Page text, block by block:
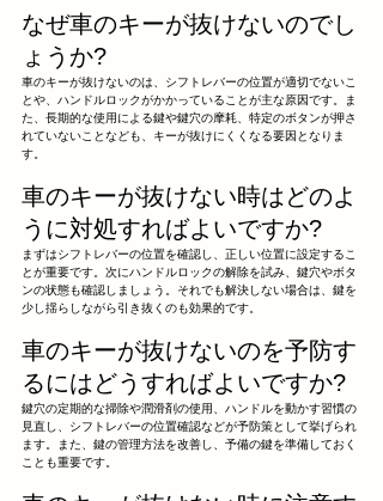
なぜ車のキーが抜けないのでし
ょうか?
車のキーが抜けないのは、シフトレバーの位置が適切でないこ
とや、ハンドルロックがかかっていることが主な原因です。ま
た、長期的な使用による鍵や鍵穴の摩耗、特定のボタンが押さ
れていないことなども、キーが抜けにくくなる要因となりま
す。
車のキーが抜けない時はどのよ
うに対処すればよいですか?
まずはシフトレバーの位置を確認し、正しい位置に設定するこ
とが重要です。次にハンドルロックの解除を試み、鍵穴やボタ
ンの状態も確認しましょう。それでも解決しない場合は、鍵を
少し揺らしながら引き抜くのも効果的です。
車のキーが抜けないのを予防す
るにはどうすればよいですか?
鍵穴の定期的な掃除や潤滑剤の使用、ハンドルを動かす習慣の
見直し、シフトレバーの位置確認などが予防策として挙げられ
ます。また、鍵の管理方法を改善し、予備の鍵を準備しておく
ことも重要です。